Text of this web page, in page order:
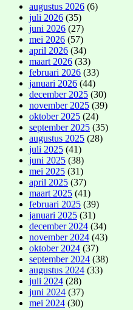
augustus 2026 (6)
juli 2026 (35)
juni 2026 (27)
mei 2026 (57)
april 2026 (34)
maart 2026 (33)
februari 2026 (33)
januari 2026 (44)
december 2025 (30)
november 2025 (39)
oktober 2025 (24)
september 2025 (35)
augustus 2025 (28)
juli 2025 (41)
juni 2025 (38)
mei 2025 (31)
april 2025 (37)
maart 2025 (41)
februari 2025 (39)
januari 2025 (31)
december 2024 (34)
november 2024 (43)
oktober 2024 (37)
september 2024 (38)
augustus 2024 (33)
juli 2024 (28)
juni 2024 (37)
mei 2024 (30)